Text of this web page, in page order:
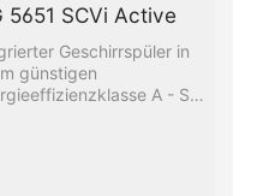
5651 SCVi Active
Geschirrspüler in
günstigen
A - Sie
Stunde -